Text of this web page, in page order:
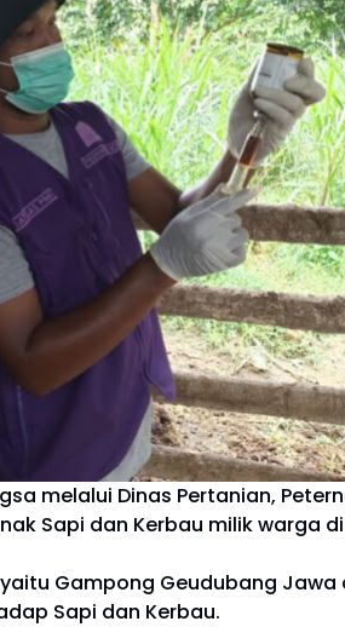
melalui Dinas Pertanian,
Sapi dan Kerbau milik warga
Gampong Geudubang
Sapi dan Kerbau.